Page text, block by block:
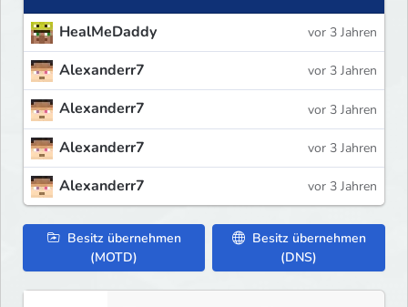
HealMeDaddy vor 3 Jahren
Alexanderr7 vor 3 Jahren
Alexanderr7 vor 3 Jahren
Alexanderr7 vor 3 Jahren
Alexanderr7 vor 3 Jahren
Besitz übernehmen
(MOTD)
Besitz übernehmen
(DNS)